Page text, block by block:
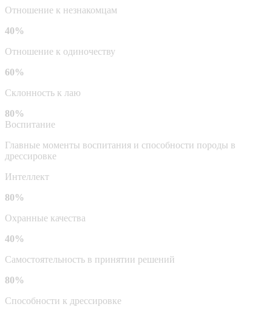
Отношение к незнакомцам
40%
Отношение к одиночеству
60%
Склонность к лаю
80%
Воспитание
Главные моменты воспитания и способности породы в
дрессировке
Интеллект
80%
Охранные качества
40%
Самостоятельность в принятии решений
80%
Способности к дрессировке